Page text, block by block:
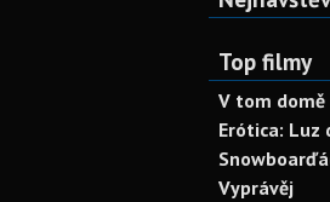
Top filmy
V tom
Erótica: Luz
Vyprávěj